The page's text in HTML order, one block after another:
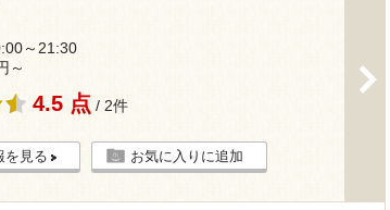
～21:30
～
4.5 点 / 2件
を見る お気に入りに追加